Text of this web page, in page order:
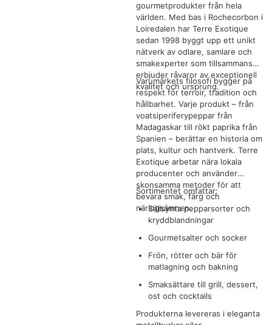
gourmetprodukter från hela
världen. Med bas i Rochecorbon i
Loiredalen har Terre Exotique
sedan 1998 byggt upp ett unikt
nätverk av odlare, samlare och
smakexperter som tillsammans
erbjuder råvaror av exceptionell
kvalitet och ursprung.
Varumärkets filosofi bygger på
respekt för terroir, tradition och
hållbarhet. Varje produkt – från
voatsiperiferypeppar från
Madagaskar till rökt paprika från
Spanien – berättar en historia om
plats, kultur och hantverk. Terre
Exotique arbetar nära lokala
producenter och använder
skonsamma metoder för att
bevara smak, färg och
näringsämnen.
Sortimentet omfattar:
Sällsynta pepparsorter och
kryddblandningar
Gourmetsalter och socker
Frön, rötter och bär för
matlagning och bakning
Smaksättare till grill, dessert,
ost och cocktails
Produkterna levereras i eleganta